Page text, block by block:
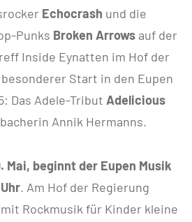
Echocrash und die
Punks Broken Arrows auf der
Inside Eynatten im Hof der
Start in den Eupen
Das Adele-Tribut Adelicious
Annik Hermanns.
Mai, beginnt der Eupen Musik
. Am Hof der Regierung
mit Rockmusik für Kinder kleine